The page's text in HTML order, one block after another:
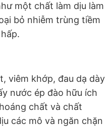
một chất làm dịu làm
bỏ nhiễm trùng tiềm
viêm khớp, đau dạ dày
nước ép đào hữu ích
chất và chất
các mô và ngăn chặn